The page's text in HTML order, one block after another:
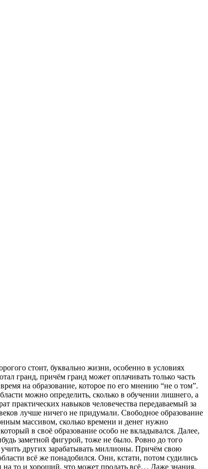
стоит, буквально жизни, особенно в условиях
гранд, причём гранд может оплачивать только часть
на образование, которое по его мнению “не о том”.
можно определить, сколько в обучении лишнего, а
практических навыков человечества передаваемый за
лучше ничего не придумали. Свободное образование
массивом, сколько времени и денег нужно
в своё образование особо не вкладывался. Далее,
заметной фигурой, тоже не было. Ровно до того
других зарабатывать миллионы. Причём свою
всё же понадобился. Они, кстати, потом судились
на то и хороший, что может продать всё… Даже знания,